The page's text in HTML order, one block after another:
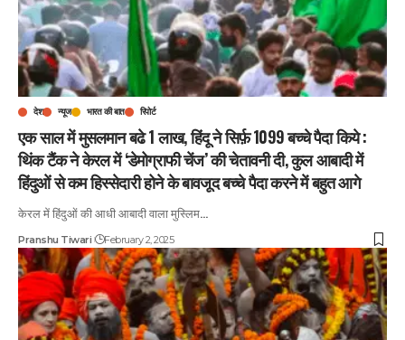
देश न्यूज भारत की बात रिपोर्ट
एक साल में मुसलमान बढे 1 लाख, हिंदू ने सिर्फ़ 1099 बच्चे पैदा किये :
थिंक टैंक ने केरल में ‘डेमोग्राफी चेंज’ की चेतावनी दी, कुल आबादी में
हिंदुओं से कम हिस्सेदारी होने के बावजूद बच्चे पैदा करने में बहुत आगे
केरल में हिंदुओं की आधी आबादी वाला मुस्लिम…
Pranshu Tiwari February 2, 2025